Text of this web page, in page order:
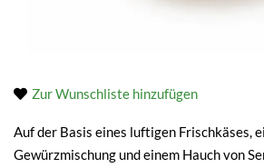
Zur Wunschliste hinzufügen
Auf der Basis eines luftigen Frischkäses,
Gewürzmischung und einem Hauch von